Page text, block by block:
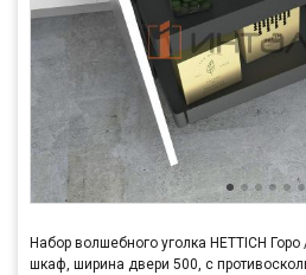
Набор волшебного уголка HETTICH
шкаф, ширина двери 500, с